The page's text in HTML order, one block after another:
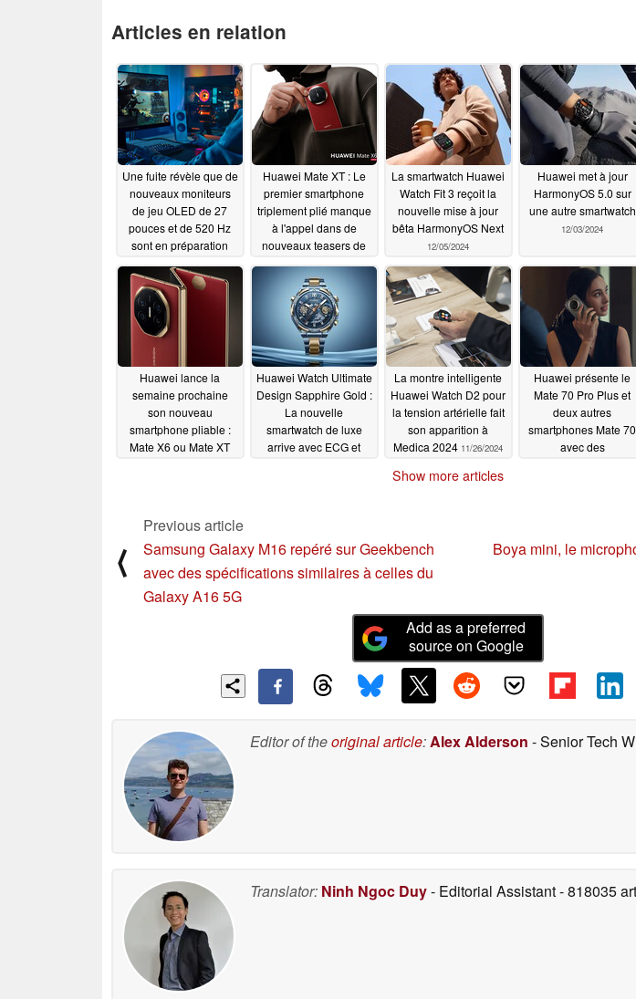
Articles en relation
Une fuite révèle que de
nouveaux moniteurs
de jeu OLED de 27
pouces et de 520 Hz
sont en préparation
12/08/2024
Huawei Mate XT : Le
premier smartphone
triplement plié manque
à l'appel dans de
nouveaux teasers de
12/07/2024
La smartwatch Huawei
Watch Fit 3 reçoit la
nouvelle mise à jour
bêta HarmonyOS Next
12/05/2024
Huawei met à jour
HarmonyOS 5.0 sur
une autre smartwatch
12/03/2024
Huawei lance la
semaine prochaine
son nouveau
smartphone pliable :
Mate X6 ou Mate XT
Huawei Watch Ultimate
Design Sapphire Gold :
La nouvelle
smartwatch de luxe
arrive avec ECG et
La montre intelligente
Huawei Watch D2 pour
la tension artérielle fait
son apparition à
Medica 2024 11/26/2024
Huawei présente le
Mate 70 Pro Plus et
deux autres
smartphones Mate 70
avec des
Show more articles
⟨
Previous article
Samsung Galaxy M16 repéré sur Geekbench
avec des spécifications similaires à celles du
Galaxy A16 5G
Boya mini, le
Add as a preferred
source on Google
Editor of theoriginal article:Alex Alderson - Senior Tech
Translator: Ninh Ngoc Duy- Editorial Assistant- 818035